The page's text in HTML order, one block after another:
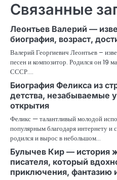
Связанные
Леонтьев Валерий —
биография, возраст,
Валерий Георгиевич Леонтьев –
песен и композитор. Родился он 19
СССР.…
Биография Феликса из
детства, незабываемые
открытия
Феликс — талантливый молодой
популярным благодаря интернету
родился и вырос в небольшом…
Булычев Кир — история
писателя, который
приключения, фантазию